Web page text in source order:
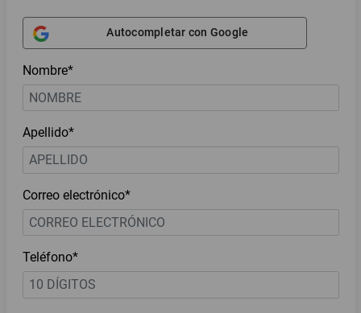
Autocompletar con Google
Nombre*
Apellido*
Correo electrónico*
Teléfono*